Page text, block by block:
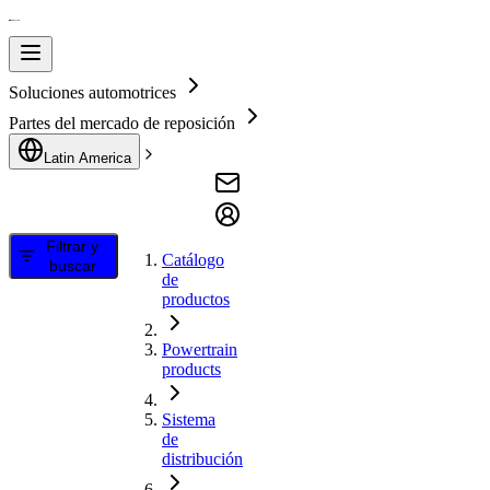
Soluciones automotrices
Partes del mercado de reposición
Latin America
Filtrar y
buscar
Catálogo
de
productos
Powertrain
products
Sistema
de
distribución